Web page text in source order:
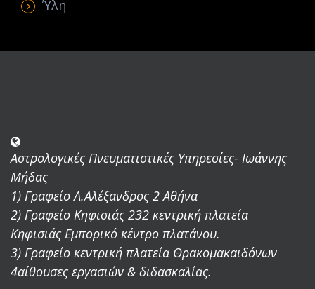
Ύλη
Αστρολογικές Πνευματιστικές Υπηρεσίες- Ιωάννης
Μήδας
1) Γραφείο Λ.Αλέξανδρος 2 Αθήνα
2) Γραφείο Κηφισιάς 232 κεντρική πλατεία
Κηφισιάς Εμπορικό κέντρο πλατάνου.
3) Γραφείο κεντρική πλατεία Θρακομακαιδόνων
4αίθουσες εργασιών & διδασκαλίας.